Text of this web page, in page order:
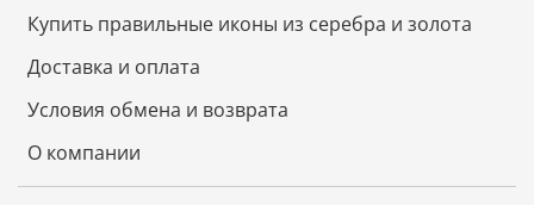
Купить правильные иконы из серебра и золота
Доставка и оплата
Условия обмена и возврата
О компании